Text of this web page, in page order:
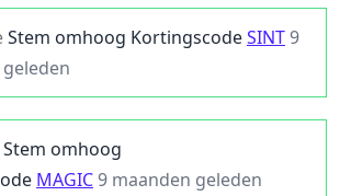
Stem omhoog KortingscodeSINT9
Stem omhoog
MAGIC9 maanden geleden